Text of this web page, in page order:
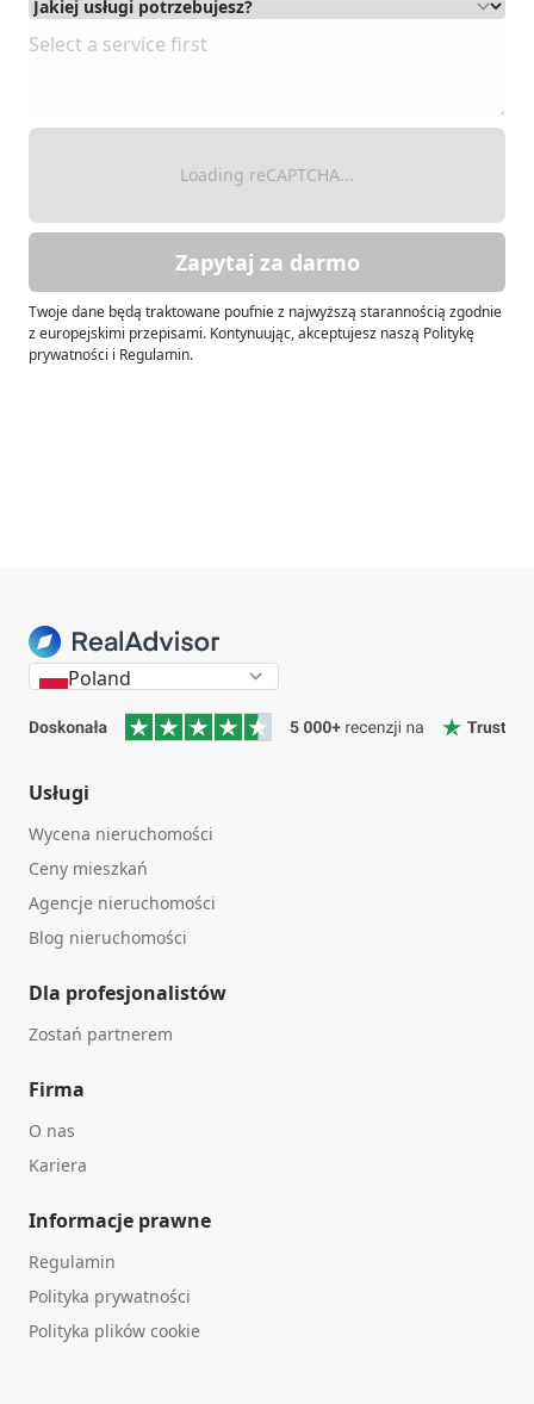
Loading reCAPTCHA...
Zapytaj za darmo
Twoje dane będą traktowane poufnie z najwyższą starannością zgodnie
z europejskimi przepisami. Kontynuując, akceptujesz naszą Politykę
prywatności i Regulamin.
Poland
Usługi
Wycena nieruchomości
Ceny mieszkań
Agencje nieruchomości
Blog nieruchomości
Dla profesjonalistów
Zostań partnerem
Firma
O nas
Kariera
Informacje prawne
Regulamin
Polityka prywatności
Polityka plików cookie